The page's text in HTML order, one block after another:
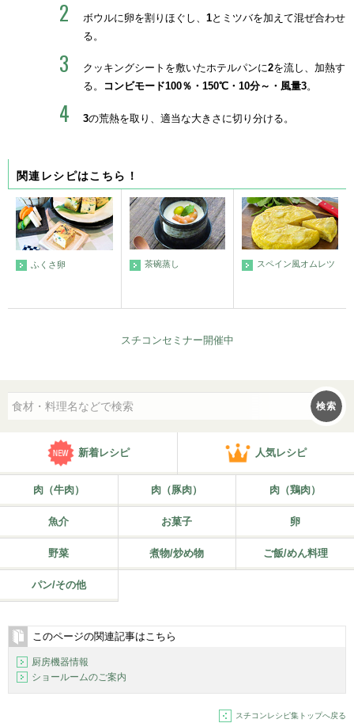
ボウルに卵を割りほぐし、 1とミツバを加えて混ぜ合わせ
る。
クッキングシートを敷いたホテルパンに2を流し、加熱す
る。
コンビモード100％・150℃・10分～・風量3。
3の荒熱を取り、適当な大きさに切り分ける。
関連レシピはこちら！
ふくさ卵 茶碗蒸し スペイン風オムレツ
スチコンセミナー開催中
検索
新着レシピ 人気レシピ
肉（牛肉） 肉（豚肉） 肉（鶏肉）
魚介 お菓子 卵
野菜 煮物/炒め物 ご飯/めん料理
パン/その他
このページの関連記事はこちら
厨房機器情報
ショールームのご案内
スチコンレシピ集トップへ戻る